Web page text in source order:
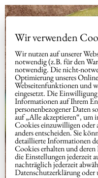
Wir verwenden
Wir nutzen auf unserer
notwendig (z.B. für den
notwendig. Die nicht-
Optimierung unseres
Webseitenfunktionen und
eingesetzt. Die
Informationen auf Ihrem
personenbezogener Daten
auf „Alle akzeptieren“, um
Cookies einzuwilligen oder
anders entscheiden. Sie
detaillierte Informationen
Cookies erhalten und
die Einstellungen jederzeit
nachträglich jederzeit
Datenschutzerklärung oder